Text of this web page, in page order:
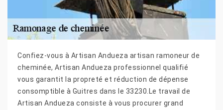
Confiez-vous à Artisan Andueza artisan ramoneur de
cheminée, Artisan Andueza professionnel qualifié
vous garantit la propreté et réduction de dépense
consomptible à Guitres dans le 33230.Le travail de
Artisan Andueza consiste à vous procurer grand